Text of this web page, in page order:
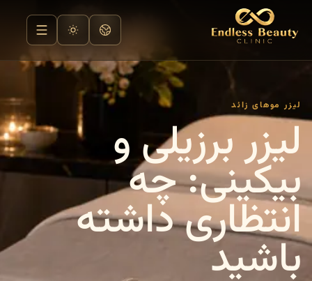
لیزر موهای زائد
لیزر برزیلی و
بیکینی: چه
انتظاری داشته
باشید